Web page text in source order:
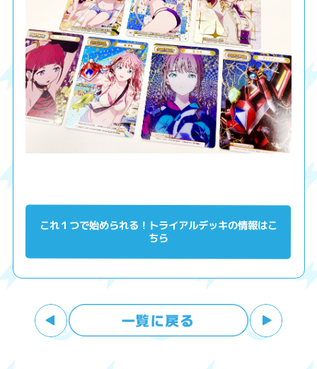
これ１つで始められる！トライアルデッキの情報はこ
ちら